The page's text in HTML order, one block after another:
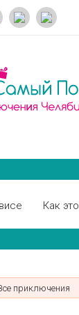
Как
приключения